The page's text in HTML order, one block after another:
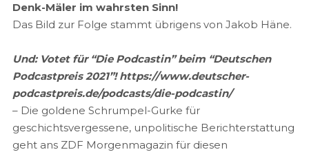
Denk-Mäler im wahrsten Sinn!
Das Bild zur Folge stammt übrigens von Jakob Häne.
Und: Votet für “Die Podcastin” beim “Deutschen
Podcastpreis 2021”! https://www.deutscher-
podcastpreis.de/podcasts/die-podcastin/
– Die goldene Schrumpel-Gurke für
geschichtsvergessene, unpolitische Berichterstattung
geht ans ZDF Morgenmagazin für diesen